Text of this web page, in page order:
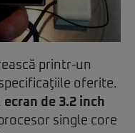
printr-un
oferite.
ecran de 3.2 inch
single core